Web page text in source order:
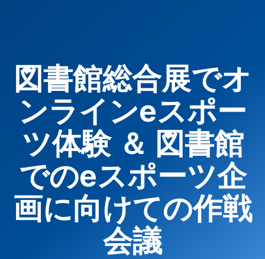
図書館総合展でオ
ンラインeスポー
ツ体験 ＆ 図書館
でのeスポーツ企
画に向けての作戦
会議